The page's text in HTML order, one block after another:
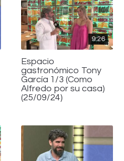
9:26
Espacio
gastronómico Tony
García 1/3 (Como
Alfredo por su casa)
(25/09/24)